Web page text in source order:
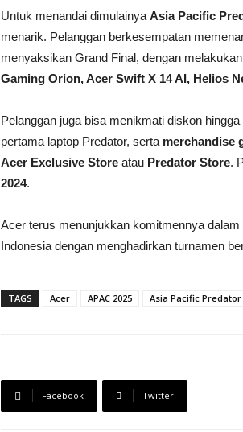
Untuk menandai dimulainya Asia Pacific
menarik. Pelanggan berkesempatan
menyaksikan Grand Final, dengan
Gaming Orion, Acer Swift X 14 AI, Helios
Pelanggan juga bisa menikmati diskon hingga
pertama laptop Predator, serta merchandise
Acer Exclusive Store atau Predator Store.
2024.
Acer terus menunjukkan komitmennya
Indonesia dengan menghadirkan turnamen
TAGS Acer APAC 2025 Asia Pacific Predator
Facebook Twitter